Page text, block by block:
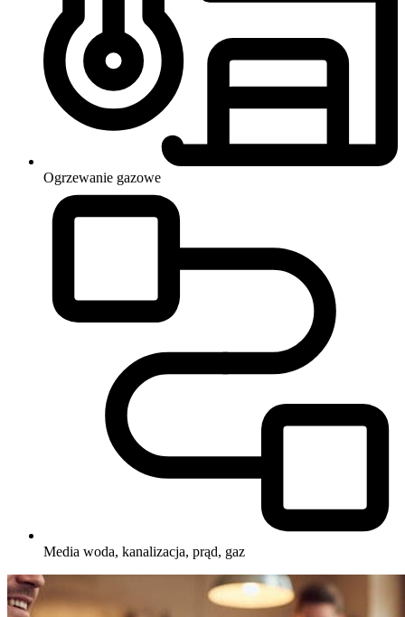
Ogrzewanie gazowe
Media woda, kanalizacja, prąd, gaz